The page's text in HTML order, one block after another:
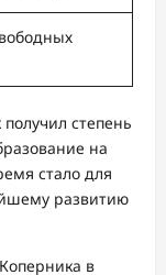
степень
на
стало для
развитию
в